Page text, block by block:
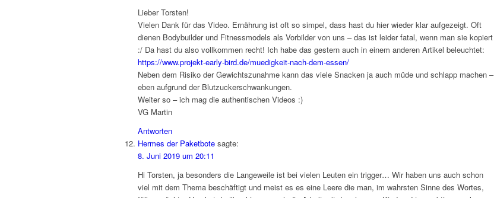
Lieber Torsten!
Vielen Dank für das Video. Ernährung ist oft so simpel, dass hast du hier wieder klar aufgezeigt. Oft
dienen Bodybuilder und Fitnessmodels als Vorbilder von uns – das ist leider fatal, wenn man sie kopiert
:/ Da hast du also vollkommen recht! Ich habe das gestern auch in einem anderen Artikel beleuchtet:
https://www.projekt-early-bird.de/muedigkeit-nach-dem-essen/
Neben dem Risiko der Gewichtszunahme kann das viele Snacken ja auch müde und schlapp machen –
eben aufgrund der Blutzuckerschwankungen.
Weiter so – ich mag die authentischen Videos :)
VG Martin
Antworten
Hermes der Paketbote sagte:
8. Juni 2019 um 20:11
Hi Torsten, ja besonders die Langeweile ist bei vielen Leuten ein trigger… Wir haben uns auch schon
viel mit dem Thema beschäftigt und meist es es eine Leere die man, im wahrsten Sinne des Wortes,